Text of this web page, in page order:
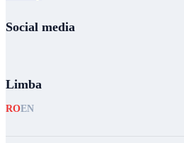
Social media
Limba
ROEN